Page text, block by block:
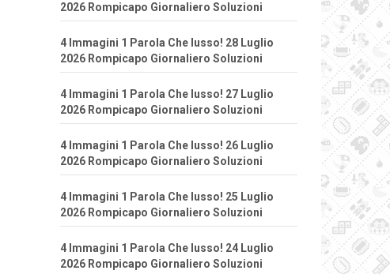
2026 Rompicapo Giornaliero Soluzioni
4 Immagini 1 Parola Che lusso! 28 Luglio
2026 Rompicapo Giornaliero Soluzioni
4 Immagini 1 Parola Che lusso! 27 Luglio
2026 Rompicapo Giornaliero Soluzioni
4 Immagini 1 Parola Che lusso! 26 Luglio
2026 Rompicapo Giornaliero Soluzioni
4 Immagini 1 Parola Che lusso! 25 Luglio
2026 Rompicapo Giornaliero Soluzioni
4 Immagini 1 Parola Che lusso! 24 Luglio
2026 Rompicapo Giornaliero Soluzioni